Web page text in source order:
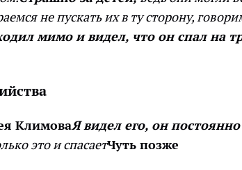
не пускать их в ту сторону,
мимо и видел, что он спал на
КлимоваЯ видел его, он постоянно
это и спасаетЧуть позже